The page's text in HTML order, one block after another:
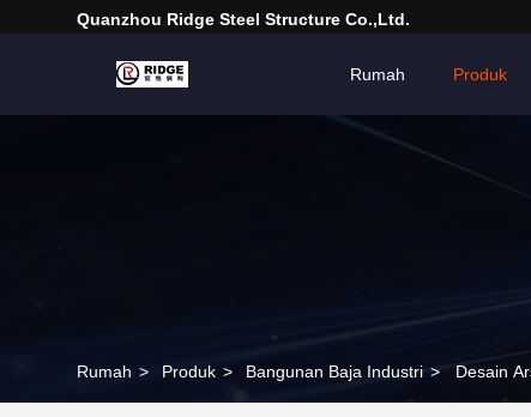
Quanzhou Ridge Steel Structure Co.,Ltd.
Rumah Produk
Rumah > Produk > Bangunan Baja Industri > Desain